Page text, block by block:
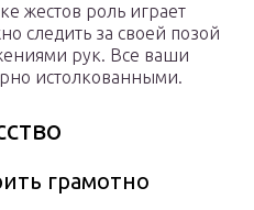
жестов роль играет
следить за своей позой
рук. Все ваши
истолкованными.
грамотно